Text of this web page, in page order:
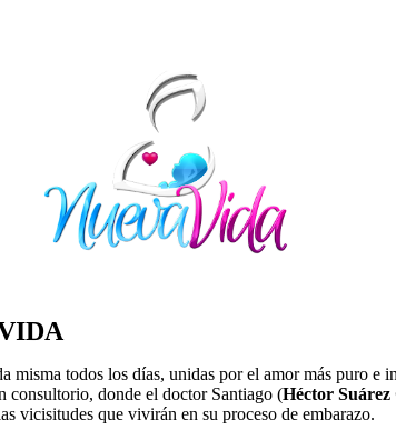
misma todos los días, unidas por el amor más puro e
consultorio, donde el doctor Santiago (Héctor Suárez
vicisitudes que vivirán en su proceso de embarazo.